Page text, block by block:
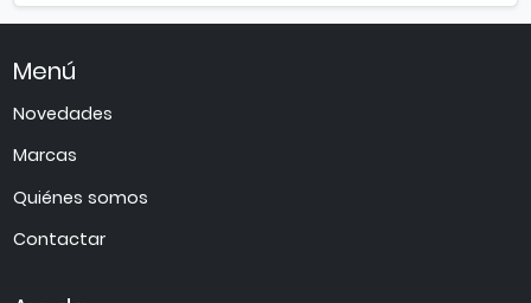
Menú
Novedades
Marcas
Quiénes somos
Contactar